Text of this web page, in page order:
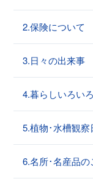
2.保険について
3.日々の出来事
4.暮らしいろいろ
5.植物･水槽観察
6.名所･名産品の